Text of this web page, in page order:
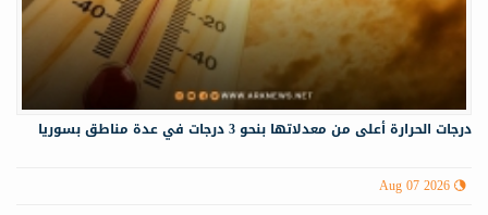
درجات الحرارة أعلى من معدلاتها بنحو 3 درجات في عدة مناطق بسوريا
Aug 07 2026